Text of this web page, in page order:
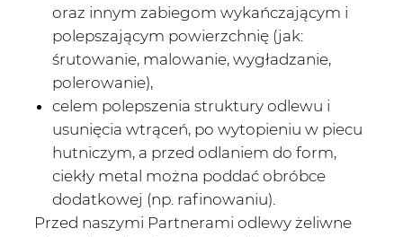
oraz innym zabiegom wykańczającym i
polepszającym powierzchnię (jak:
śrutowanie, malowanie, wygładzanie,
polerowanie),
celem polepszenia struktury odlewu i
usunięcia wtrąceń, po wytopieniu w piecu
hutniczym, a przed odlaniem do form,
ciekły metal można poddać obróbce
dodatkowej (np. rafinowaniu).
Przed naszymi Partnerami odlewy żeliwne